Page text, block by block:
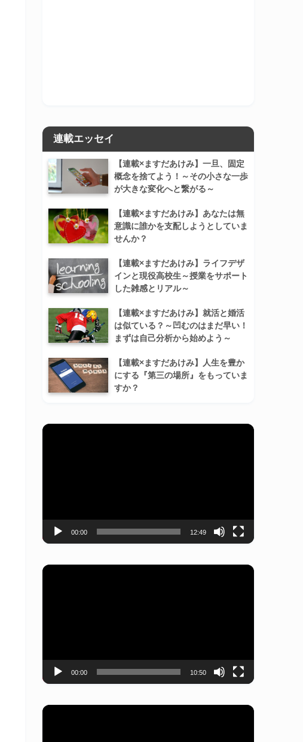
連載エッセイ
【連載×ますだあけみ】一旦、固定
概念を捨てよう！～その小さな一歩
が大きな変化へと繋がる～
【連載×ますだあけみ】あなたは無
意識に誰かを支配しようとしていま
せんか？
【連載×ますだあけみ】ライフデザ
インと現役高校生～授業をサポート
した雑感とリアル～
【連載×ますだあけみ】就活と婚活
は似ている？～凹むのはまだ早い！
まずは自己分析から始めよう～
【連載×ますだあけみ】人生を豊か
にする『第三の場所』をもっていま
すか？
動
ー
00:00 12:49
動
ー
00:00 10:50
動